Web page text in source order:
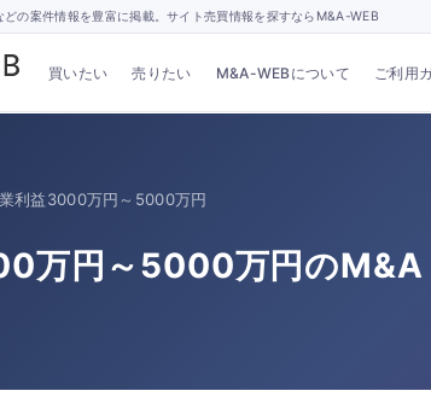
の案件情報を豊富に掲載。サイト売買情報を探すならM&A-WEB
買いたい 売りたい M&A-WEBについて ご利用
利益3000万円～5000万円
万円～5000万円のM&A